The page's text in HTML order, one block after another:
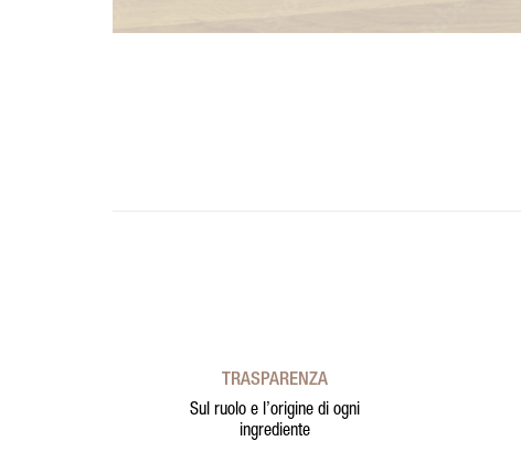
TRASPARENZA
Sul ruolo e l’origine di ogni
ingrediente